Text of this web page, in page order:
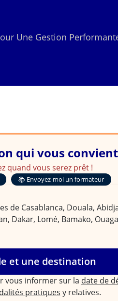
Une Gestion
qui vous convient
quand vous serez prêt !
📚 Envoyez-moi un formateur
Casablanca, Douala,
Lomé, Bamako,
et une destination
vous informer sur la date de
pratiques y relatives.